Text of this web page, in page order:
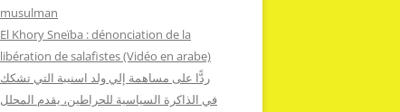
:
musulman
El Khory Sneïba : dénonciation de la
libération de salafistes (Vidéo en arabe)
ردًّا على مساهمة إلي ولد اسنيبة التي تشكك
في الذاكرة السياسية للحراطين، يقدم المحلل